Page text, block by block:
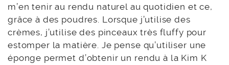
m’en tenir au rendu naturel au quotidien et ce,
grâce à des poudres. Lorsque j’utilise des
crèmes, j’utilise des pinceaux très fluffy pour
estomper la matière. Je pense qu’utiliser une
éponge permet d’obtenir un rendu à la Kim K